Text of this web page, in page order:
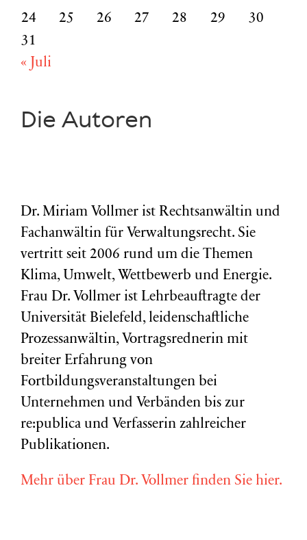
24
25 26 27 28 29
30
31
« Juli
Die Autoren
Dr. Miriam Vollmer ist Rechtsanwältin und
Fachanwältin für Verwaltungsrecht. Sie
vertritt seit 2006 rund um die Themen
Klima, Umwelt, Wettbewerb und Energie.
Frau Dr. Vollmer ist Lehrbeauftragte der
Universität Bielefeld, leidenschaftliche
Prozessanwältin, Vortragsrednerin mit
breiter Erfahrung von
Fortbildungsveranstaltungen bei
Unternehmen und Verbänden bis zur
re:publica und Verfasserin zahlreicher
Publikationen.
Mehr über Frau Dr. Vollmer finden Sie hier.